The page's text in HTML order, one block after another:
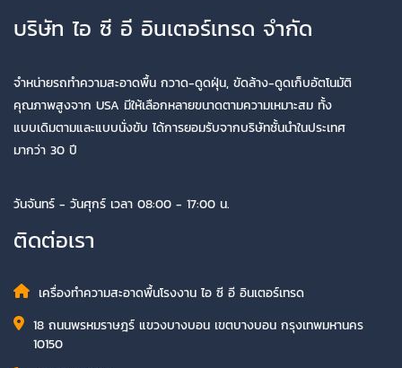
บริษัท ไอ ซี อี อินเตอร์เทรด จำกัด
จำหน่ายรถทำความสะอาดพื้น กวาด-ดูดฝุ่น, ขัดล้าง-ดูดเก็บอัตโนมัติ
คุณภาพสูงจาก USA มีให้เลือกหลายขนาดตามความเหมาะสม ทั้ง
แบบเดิมตามและแบบนั่งขับ ได้การยอมรับจากบริษัทชั้นนำในประเทศ
มากว่า 30 ปี
วันจันทร์ - วันศุกร์ เวลา 08:00 - 17:00 น.
ติดต่อเรา
เครื่องทำความสะอาดพื้นโรงงาน ไอ ซี อี อินเตอร์เทรด
18 ถนนพรหมราษฎร์ แขวงบางบอน เขตบางบอน กรุงเทพมหานคร
10150